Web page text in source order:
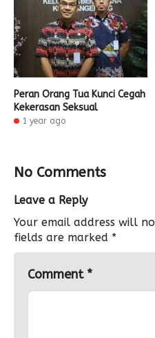
Peran Orang Tua Kunci Cegah
Kekerasan Seksual
1 year ago
No Comments
Leave a Reply
Your email address will
fields are marked *
Comment *